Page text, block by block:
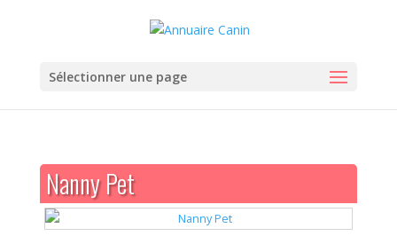
Sélectionner une page
Nanny Pet